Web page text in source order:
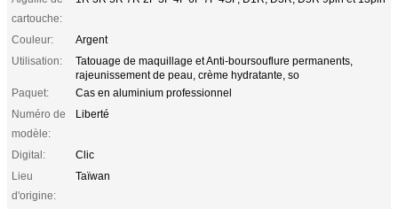
cartouche:
Couleur:
Argent
Utilisation:
Tatouage de maquillage et Anti-boursouflure permanents,
rajeunissement de peau, crème hydratante, so
Paquet:
Cas en aluminium professionnel
Numéro de
modèle:
Liberté
Digital:
Clic
Lieu
d'origine:
Taïwan